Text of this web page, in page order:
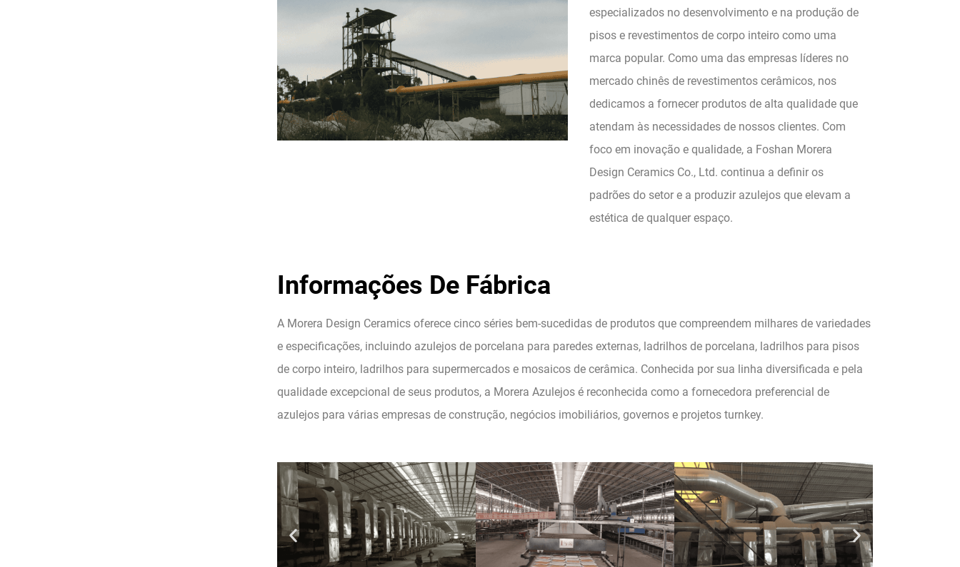
especializados no desenvolvimento e na produção de
pisos e revestimentos de corpo inteiro como uma
marca popular. Como uma das empresas líderes no
mercado chinês de revestimentos cerâmicos, nos
dedicamos a fornecer produtos de alta qualidade que
atendam às necessidades de nossos clientes. Com
foco em inovação e qualidade, a Foshan Morera
Design Ceramics Co., Ltd. continua a definir os
padrões do setor e a produzir azulejos que elevam a
estética de qualquer espaço.
Informações De Fábrica
A Morera Design Ceramics oferece cinco séries bem-sucedidas de produtos que compreendem milhares de variedades
e especificações, incluindo azulejos de porcelana para paredes externas, ladrilhos de porcelana, ladrilhos para pisos
de corpo inteiro, ladrilhos para supermercados e mosaicos de cerâmica. Conhecida por sua linha diversificada e pela
qualidade excepcional de seus produtos, a Morera Azulejos é reconhecida como a fornecedora preferencial de
azulejos para várias empresas de construção, negócios imobiliários, governos e projetos turnkey.